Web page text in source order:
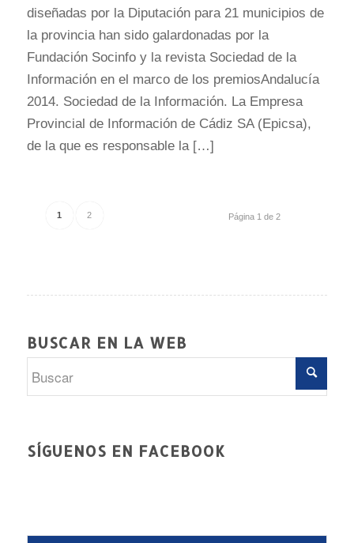
diseñadas por la Diputación para 21 municipios de
la provincia han sido galardonadas por la
Fundación Socinfo y la revista Sociedad de la
Información en el marco de los premiosAndalucía
2014. Sociedad de la Información. La Empresa
Provincial de Información de Cádiz SA (Epicsa),
de la que es responsable la […]
Página 1 de 2
1 2
BUSCAR EN LA WEB
SÍGUENOS EN FACEBOOK